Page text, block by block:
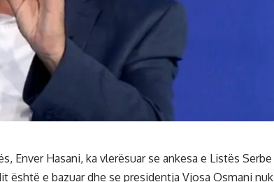
Enver Hasani, ka vlerësuar se ankesa e Listës Serbe
është e bazuar dhe se presidentja Vjosa Osmani nuk